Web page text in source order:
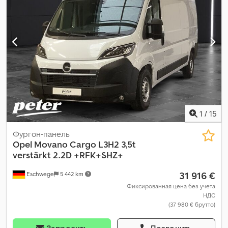
1 / 15
Eschwege 5 442 km
Фургон-панель
Opel Movano Cargo L3H2 3,5t
verstärkt 2.2D +RFK+SHZ+
31 916 €
Фиксированная цена без учета
НДС
(37 980 € брутто)